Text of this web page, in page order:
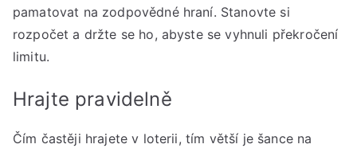
pamatovat na zodpovědné hraní. Stanovte si
rozpočet a držte se ho, abyste se vyhnuli překročení
limitu.
Hrajte pravidelně
Čím častěji hrajete v loterii, tím větší je šance na